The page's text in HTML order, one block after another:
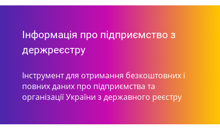
Інформація про підприємство з
держреєстру
Інструмент для отримання безкоштовних і
повних даних про підприємства та
організації України з державного реєстру